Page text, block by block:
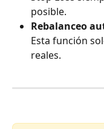
posible.
Rebalanceo
Esta función
reales.